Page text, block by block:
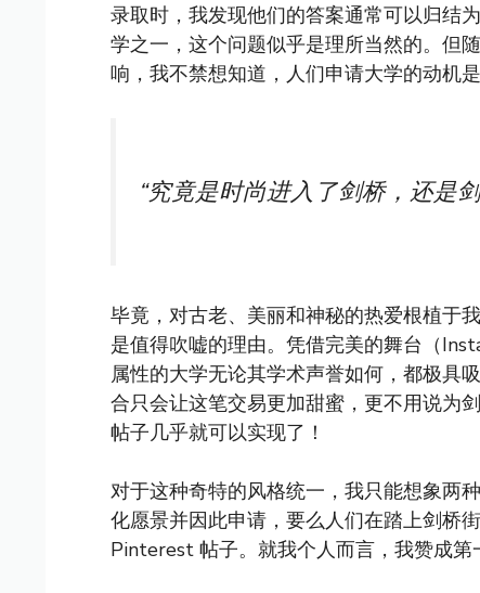
录取时，我发现他们的答案通常可以归结
学之一，这个问题似乎是理所当然的。但
响，我不禁想知道，人们申请大学的动机
“究竟是时尚进入了剑桥，还是
毕竟，对古老、美丽和神秘的热爱根植于
是值得吹嘘的理由。凭借完美的舞台（
属性的大学无论其学术声誉如何，都极具
合只会让这笔交易更加甜蜜，更不用说为
帖子几乎就可以实现了！
对于这种奇特的风格统一，我只能想象两
化愿景并因此申请，要么人们在踏上剑桥
Pinterest 帖子。就我个人而言，我赞成第